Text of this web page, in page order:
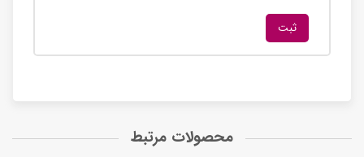
محصولات مرتبط